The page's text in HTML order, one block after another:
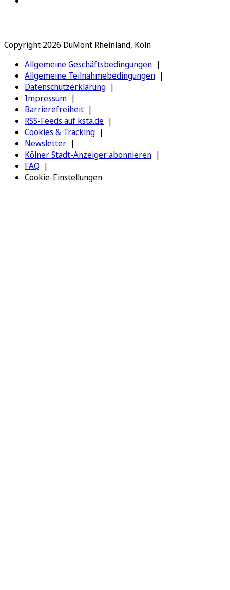
Copyright 2026 DuMont Rheinland, Köln
Allgemeine Geschäftsbedingungen
Allgemeine Teilnahmebedingungen
Datenschutzerklärung
Impressum
Barrierefreiheit
RSS-Feeds auf ksta.de
Cookies & Tracking
Newsletter
Kölner Stadt-Anzeiger abonnieren
FAQ
Cookie-Einstellungen